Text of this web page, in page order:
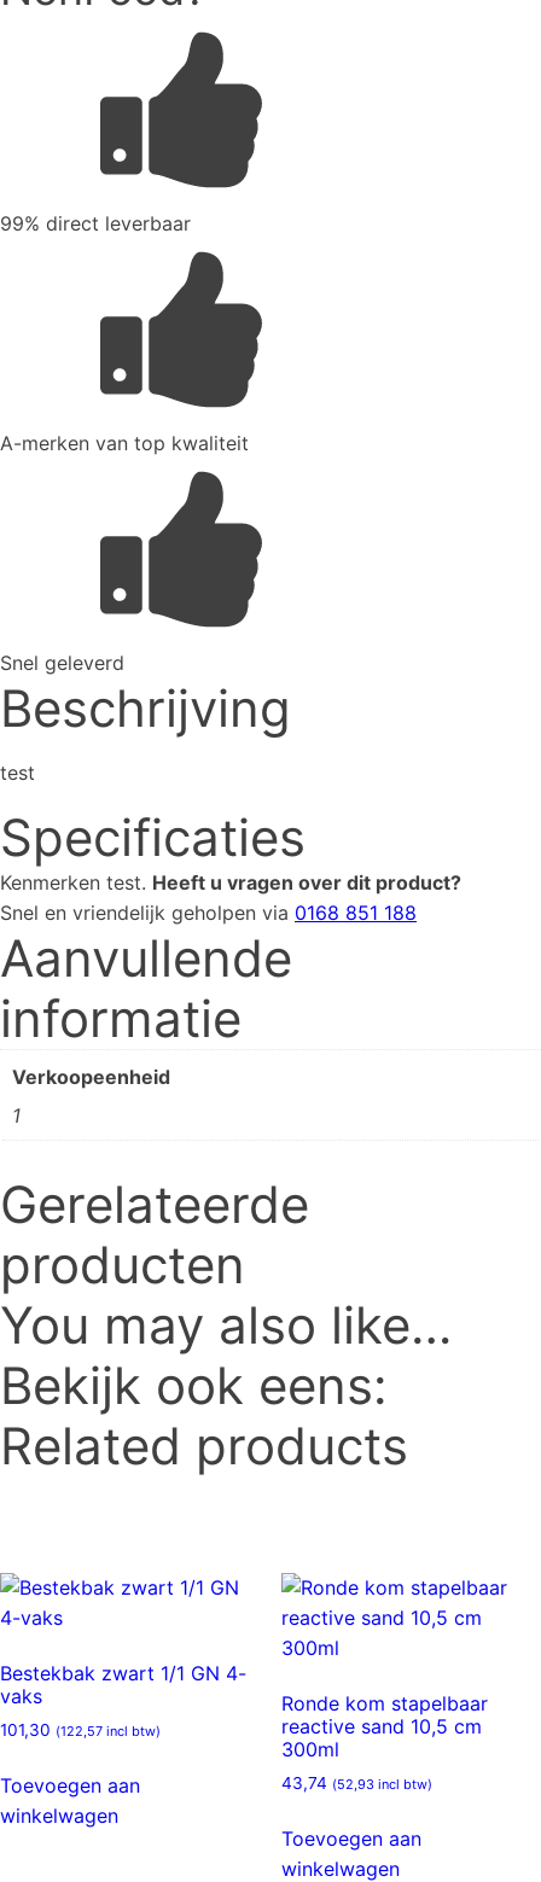
99% direct leverbaar
A-merken van top kwaliteit
Snel geleverd
Beschrijving
test
Specificaties
Kenmerken test. Heeft u vragen over dit product?
Snel en vriendelijk geholpen via 0168 851 188
Aanvullende
informatie
Verkoopeenheid
1
Gerelateerde
producten
You may also like…
Bekijk ook eens:
Related products
Bestekbak zwart 1/1 GN 4-
vaks
101,30 (122,57 incl btw)
Toevoegen aan
winkelwagen
Ronde kom stapelbaar
reactive sand 10,5 cm
300ml
43,74 (52,93 incl btw)
Toevoegen aan
winkelwagen